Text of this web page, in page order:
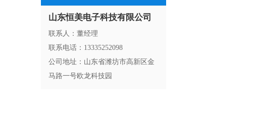
山东恒美电子科技有限公司
联系人：董经理
联系电话：13335252098
公司地址：山东省潍坊市高新区金
马路一号欧龙科技园